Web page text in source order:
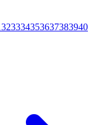
323334353637383940